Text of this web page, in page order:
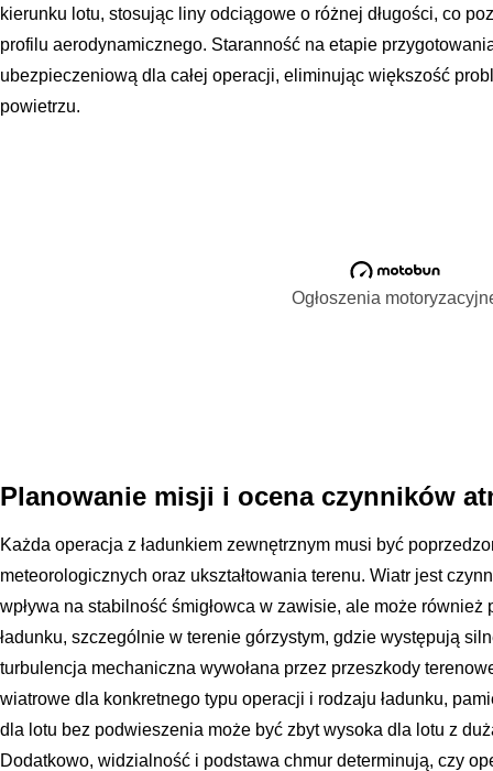
kierunku lotu, stosując liny odciągowe o różnej długości, co
profilu aerodynamicznego. Staranność na etapie
ubezpieczeniową dla całej operacji, eliminując większość
powietrzu.
Ogłoszenia
Planowanie misji i ocena czynników
Każda operacja z ładunkiem zewnętrznym musi być
meteorologicznych oraz ukształtowania terenu. Wiatr jest
wpływa na stabilność śmigłowca w zawisie, ale może
ładunku, szczególnie w terenie górzystym, gdzie występują
turbulencja mechaniczna wywołana przez przeszkody
wiatrowe dla konkretnego typu operacji i rodzaju ładunku,
dla lotu bez podwieszenia może być zbyt wysoka dla lotu z
Dodatkowo, widzialność i podstawa chmur determinują, czy